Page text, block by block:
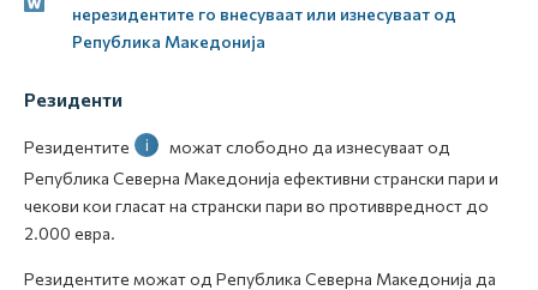
нерезидентите го внесуваат или изнесуваат од
Република Македонија
Резиденти
Резидентите i
можат слободно да изнесуваат од
Република Северна Македонија ефективни странски пари и
чекови кои гласат на странски пари во противвредност до
2.000 евра.
Резидентите можат од Република Северна Македонија да